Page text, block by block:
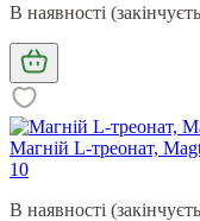
В наявності
Магній L-треонат,
10
В наявності